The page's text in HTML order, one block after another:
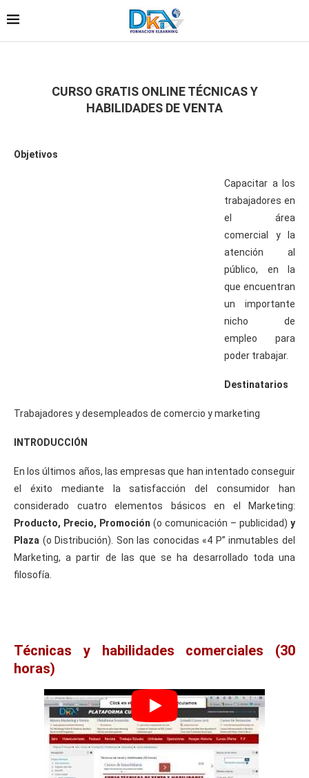
CURSO GRATIS ONLINE TÉCNICAS Y
HABILIDADES DE VENTA
Objetivos
Capacitar a los
trabajadores en
el área
comercial y la
atención al
público, en la
que encuentran
un importante
nicho de
empleo para
poder trabajar.
Destinatarios
Trabajadores y desempleados de comercio y marketing
INTRODUCCIÓN
En los últimos años, las empresas que han intentado conseguir
el éxito mediante la satisfacción del consumidor han
considerado cuatro elementos básicos en el Marketing:
Producto, Precio, Promoción (o comunicación – publicidad) y
Plaza (o Distribución). Son las conocidas «4 P” inmutables del
Marketing, a partir de las que se ha desarrollado toda una
filosofía.
Técnicas y habilidades comerciales (30
horas)